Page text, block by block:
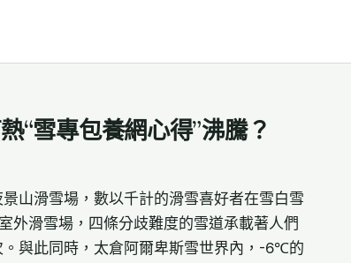
“雪專包養網心得”沸騰？
山滑雪場，數以千計的滑雪喜好者在雪白雪
外滑雪場，四條分歧難度的雪道承載著人們
與此同時，太倉阿爾卑斯雪世界內，-6℃的